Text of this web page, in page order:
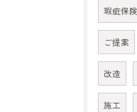
瑕疵保険
ご提案
改造
施工